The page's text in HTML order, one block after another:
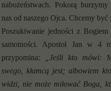
nabożeństwach. Pokorą
nas od naszego Ojca. Chcemy
Poszukiwanie jedności z
samotności. Apostoł Jan w 4
przypomina:
„Jeśli kto mówi:
swego, kłamcą jest; albowiem
widzi, nie może miłować Boga,